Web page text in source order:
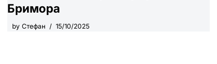
Бримора
by Стефан 15/10/2025